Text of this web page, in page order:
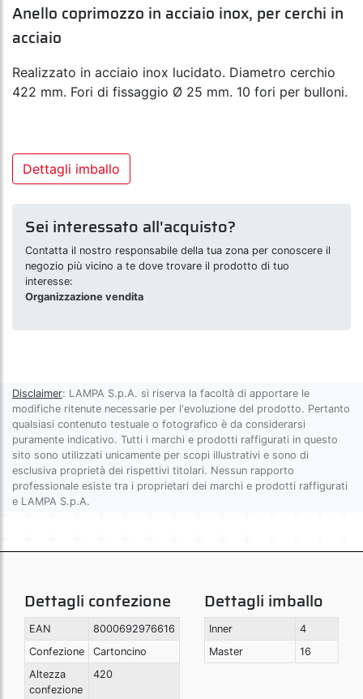
Anello coprimozzo in acciaio inox, per cerchi in
acciaio
Realizzato in acciaio inox lucidato. Diametro cerchio
422 mm. Fori di fissaggio Ø 25 mm. 10 fori per bulloni.
Dettagli imballo
Sei interessato all'acquisto?
Contatta il nostro responsabile della tua zona per conoscere il
negozio più vicino a te dove trovare il prodotto di tuo
interesse:
Organizzazione vendita
Disclaimer: LAMPA S.p.A. si riserva la facoltà di apportare le
modifiche ritenute necessarie per l'evoluzione del prodotto. Pertanto
qualsiasi contenuto testuale o fotografico è da considerarsi
puramente indicativo. Tutti i marchi e prodotti raffigurati in questo
sito sono utilizzati unicamente per scopi illustrativi e sono di
esclusiva proprietà dei rispettivi titolari. Nessun rapporto
professionale esiste tra i proprietari dei marchi e prodotti raffigurati
e LAMPA S.p.A.
Dettagli confezione
EAN
8000692976616
Confezione
Cartoncino
Altezza
confezione
420
Dettagli imballo
Inner
4
Master
16